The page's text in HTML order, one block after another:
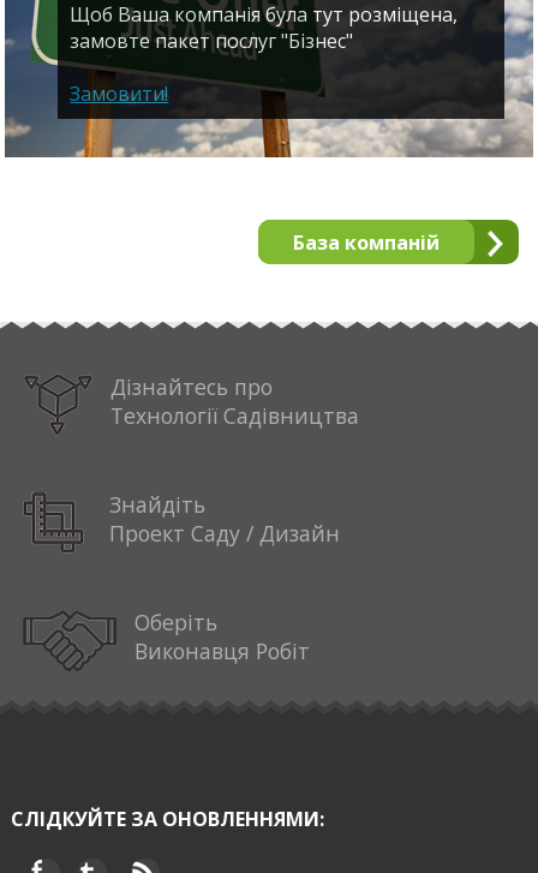
Щоб Ваша компанія була тут розміщена,
замовте пакет послуг "Бізнес"
Замовити!
База компаній
Дізнайтесь про
Технології Садівництва
Знайдіть
Проект Саду / Дизайн
Оберіть
Виконавця Робіт
СЛІДКУЙТЕ ЗА ОНОВЛЕННЯМИ: